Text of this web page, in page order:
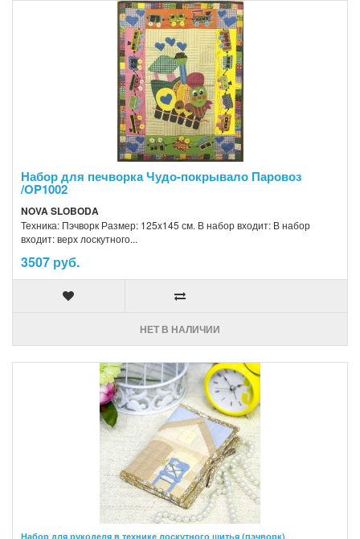
Набор для печворка Чудо-покрывало Паровоз
/OP1002
NOVA SLOBODA
Техника: Пэчворк Размер: 125x145 см. В набор входит: В набор
входит: верх лоскутного...
3507 руб.
НЕТ В НАЛИЧИИ
Набор для рукоделя в технике лоскутного шитья (пэчворк)